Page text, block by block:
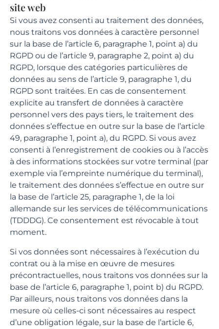
site web
Si vous avez consenti au traitement des données,
nous traitons vos données à caractère personnel
sur la base de l’article 6, paragraphe 1, point a) du
RGPD ou de l’article 9, paragraphe 2, point a) du
RGPD, lorsque des catégories particulières de
données au sens de l’article 9, paragraphe 1, du
RGPD sont traitées. En cas de consentement
explicite au transfert de données à caractère
personnel vers des pays tiers, le traitement des
données s’effectue en outre sur la base de l’article
49, paragraphe 1, point a), du RGPD. Si vous avez
consenti à l’enregistrement de cookies ou à l’accès
à des informations stockées sur votre terminal (par
exemple via l’empreinte numérique du terminal),
le traitement des données s’effectue en outre sur
la base de l’article 25, paragraphe 1, de la loi
allemande sur les services de télécommunications
(TDDDG). Ce consentement est révocable à tout
moment.
Si vos données sont nécessaires à l’exécution du
contrat ou à la mise en œuvre de mesures
précontractuelles, nous traitons vos données sur la
base de l’article 6, paragraphe 1, point b) du RGPD.
Par ailleurs, nous traitons vos données dans la
mesure où celles-ci sont nécessaires au respect
d’une obligation légale, sur la base de l’article 6,